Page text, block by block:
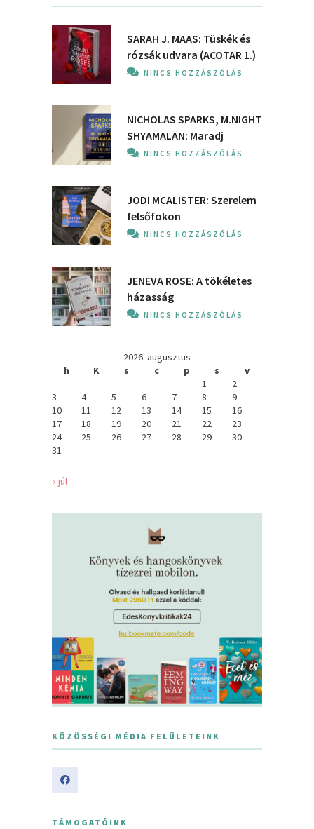
SARAH J. MAAS: Tüskék és
rózsák udvara (ACOTAR 1.)
NINCS HOZZÁSZÓLÁS
NICHOLAS SPARKS, M.NIGHT
SHYAMALAN: Maradj
NINCS HOZZÁSZÓLÁS
JODI MCALISTER: Szerelem
felsőfokon
NINCS HOZZÁSZÓLÁS
JENEVA ROSE: A ​tökéletes
házasság
NINCS HOZZÁSZÓLÁS
2026. augusztus
h
K s c p s
v
1
2
3
4 5 6 7 8
9
10
11 12 13 14 15
16
17
18 19 20 21 22
23
24
25 26 27 28 29
30
31
« júl
KÖZÖSSÉGI MÉDIA FELÜLETEINK
TÁMOGATÓINK